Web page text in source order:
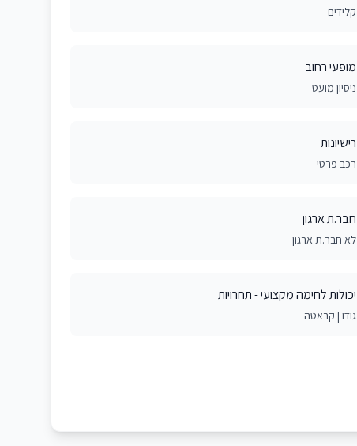
קלידים
מופעי רחוב
ניסיון מועט
רישיונות
רכב פרטי
חבר.ת ארגון
לא חבר.ת ארגון
יכולות לחימה מקצועי - תחרויות
גודו | קראטה